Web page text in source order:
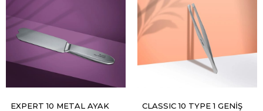
EXPERT 10 METAL AYAK
CLASSIC 10 TYPE 1 GENİŞ